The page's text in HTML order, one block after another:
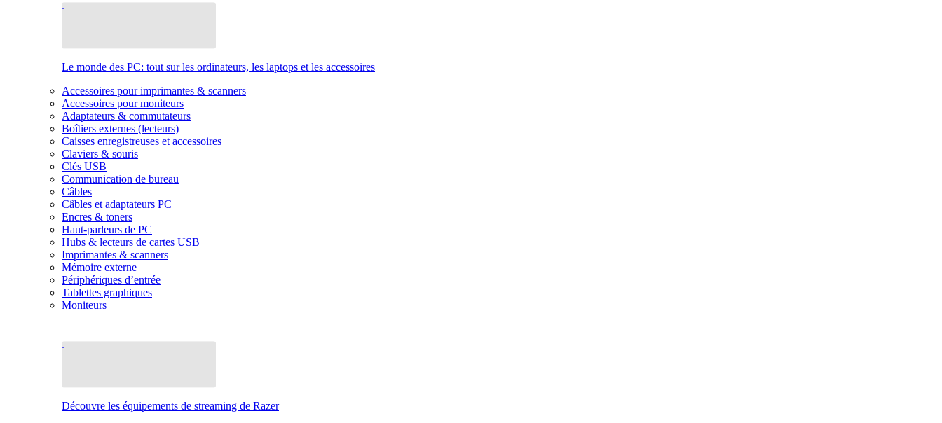
Le monde des PC: tout sur les ordinateurs, les laptops et les accessoires
Accessoires pour imprimantes & scanners
Accessoires pour moniteurs
Adaptateurs & commutateurs
Boîtiers externes (lecteurs)
Caisses enregistreuses et accessoires
Claviers & souris
Clés USB
Communication de bureau
Câbles
Câbles et adaptateurs PC
Encres & toners
Haut-parleurs de PC
Hubs & lecteurs de cartes USB
Imprimantes & scanners
Mémoire externe
Périphériques d’entrée
Tablettes graphiques
Moniteurs
Découvre les équipements de streaming de Razer